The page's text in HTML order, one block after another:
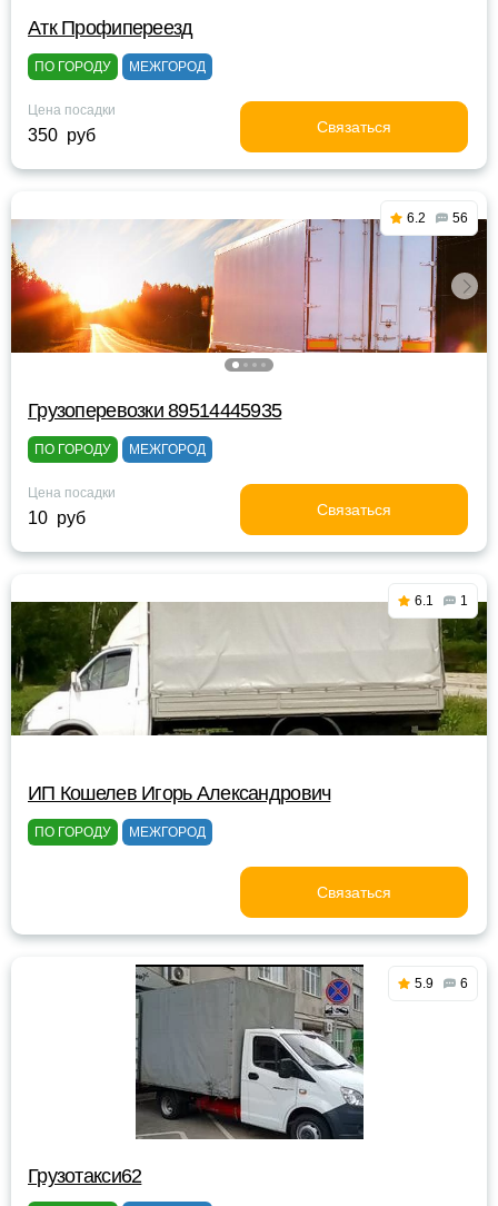
Атк Профипереезд
ПО ГОРОДУ МЕЖГОРОД
Цена посадки
350 руб Связаться
6.2 56
Грузоперевозки 89514445935
ПО ГОРОДУ МЕЖГОРОД
Цена посадки
10 руб Связаться
6.1 1
ИП Кошелев Игорь Александрович
ПО ГОРОДУ МЕЖГОРОД
Связаться
5.9 6
Грузотакси62